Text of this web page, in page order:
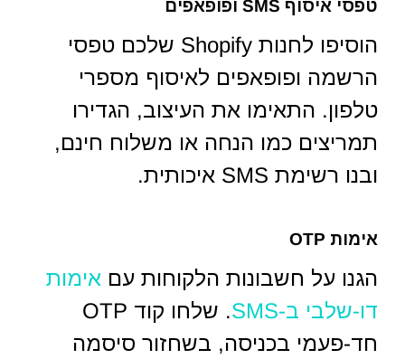
טפסי איסוף SMS ופופאפים
הוסיפו לחנות Shopify שלכם טפסי
הרשמה ופופאפים לאיסוף מספרי
טלפון. התאימו את העיצוב, הגדירו
תמריצים כמו הנחה או משלוח חינם,
ובנו רשימת SMS איכותית.
אימות OTP
הגנו על חשבונות הלקוחות עם אימות
דו-שלבי ב-SMS
. שלחו קוד OTP
חד-פעמי בכניסה, בשחזור סיסמה